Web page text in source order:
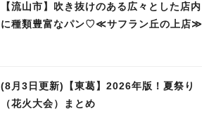
【流山市】吹き抜けのある広々とした店内
に種類豊富なパン♡≪サフラン丘の上店≫
(8月3日更新)【東葛】2026年版！夏祭り
（花火大会）まとめ